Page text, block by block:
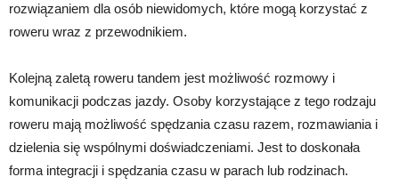
rozwiązaniem dla osób niewidomych, które mogą korzystać z
roweru wraz z przewodnikiem.
Kolejną zaletą roweru tandem jest możliwość rozmowy i
komunikacji podczas jazdy. Osoby korzystające z tego rodzaju
roweru mają możliwość spędzania czasu razem, rozmawiania i
dzielenia się wspólnymi doświadczeniami. Jest to doskonała
forma integracji i spędzania czasu w parach lub rodzinach.